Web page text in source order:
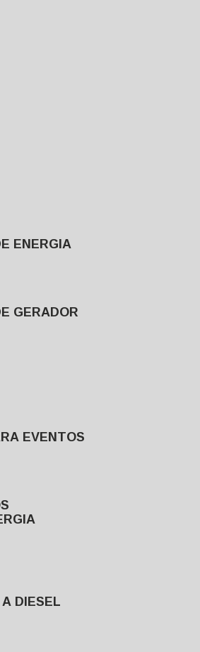
ENERGIA
GERADOR
EVENTOS
DIESEL